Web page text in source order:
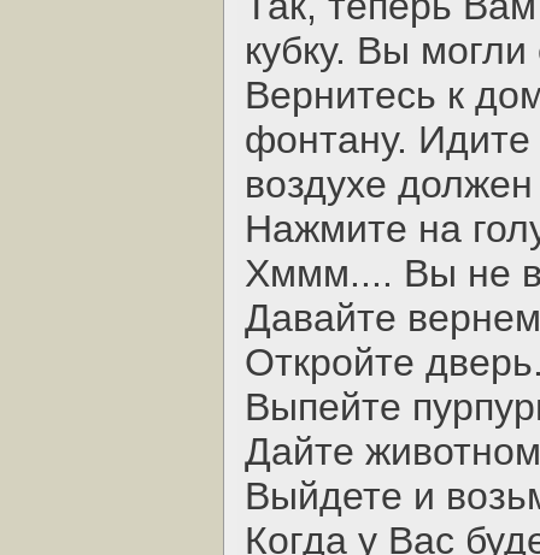
кубку. Вы
Вернитесь к
фонтану. Идите
воздухе
Hажмите на
Хммм.... Вы не
Давайте
Откройте
Выпейте
Дайте
Выйдете и
Когда у Вас